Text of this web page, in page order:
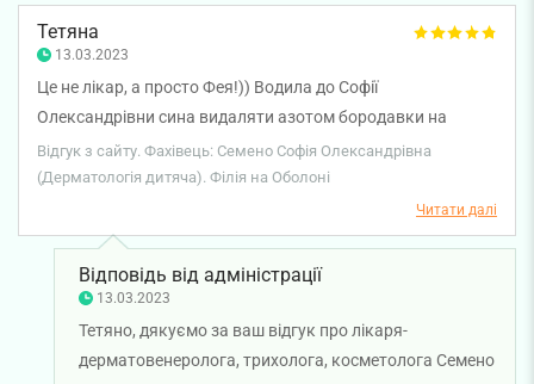
Тетяна
13.03.2023
Це не лікар, а просто Фея!)) Водила до Софії
Олександрівни сина видаляти азотом бородавки на
ступнях. Чесно, ледь вмовила піти до лікаря, бо до цього
ми вже зверталися до іншого закладу з такою ж
проблемою, після чого в дитини була справжня істерика,
бо процедура там була страшенно болючою і
травматичною((( Тому цього разу я планувала все
зробити лазером. Але Софія Олександрівна детально
пояснила, чому азот для дітей більш прийнятний варіант і
хоч із страхом, та я прислухалася. І, о диво! Процедура
Відгук з сайту. Фахівець: Семено Софія Олександрівна
(Дерматологія дитяча). Філія на Оболоні
Читати далі
Відповідь від адміністрації
13.03.2023
Тетяно, дякуємо за ваш відгук про лікаря-
дерматовенеролога, трихолога, косметолога Семено